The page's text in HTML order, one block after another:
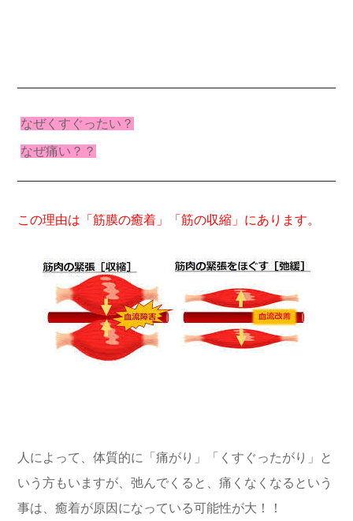
なぜくすぐったい？
なぜ痛い？？
この理由は「筋膜の癒着」「筋の収縮」にあります。
人によって、体質的に「痛がり」「くすぐったがり」と
いう方もいますが、 弛んでくると、痛くなくなるという
事は、癒着が原因になっている可能性が大！！